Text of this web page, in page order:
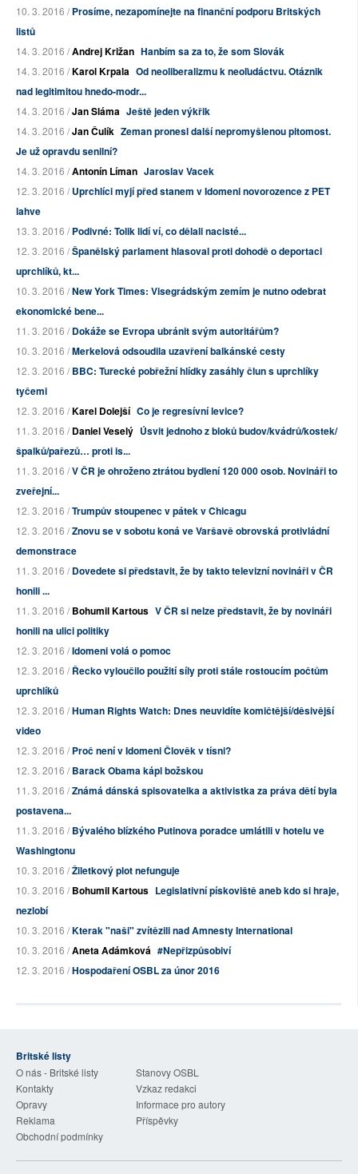
10. 3. 2016 /Prosíme, nezapomínejte na finanční podporu Britských
listů
14. 3. 2016 /Andrej Križan Hanbím sa za to, že som Slovák
14. 3. 2016 /Karol Krpala Od neoliberalizmu k neoľudáctvu. Otáznik
nad legitimitou hnedo-modr...
14. 3. 2016 /Jan Sláma Ještě jeden výkřik
14. 3. 2016 /Jan Čulík Zeman pronesl další nepromyšlenou pitomost.
Je už opravdu senilní?
14. 3. 2016 /Antonín Líman Jaroslav Vacek
12. 3. 2016 /Uprchlíci myjí před stanem v Idomeni novorozence z PET
lahve
13. 3. 2016 /Podivné: Tolik lidí ví, co dělali nacisté...
12. 3. 2016 /Španělský parlament hlasoval proti dohodě o deportaci
uprchlíků, kt...
10. 3. 2016 /New York Times: Visegrádským zemím je nutno odebrat
ekonomické bene...
11. 3. 2016 /Dokáže se Evropa ubránit svým autoritářům?
10. 3. 2016 /Merkelová odsoudila uzavření balkánské cesty
12. 3. 2016 /BBC: Turecké pobřežní hlídky zasáhly člun s uprchlíky
tyčemi
12. 3. 2016 /Karel Dolejší Co je regresívní levice?
11. 3. 2016 /Daniel Veselý Úsvit jednoho z bloků budov/kvádrů/kostek/
špalků/pařezů… proti is...
11. 3. 2016 /V ČR je ohroženo ztrátou bydlení 120 000 osob. Novináři to
zveřejní...
12. 3. 2016 /Trumpův stoupenec v pátek v Chicagu
12. 3. 2016 /Znovu se v sobotu koná ve Varšavě obrovská protivládní
demonstrace
11. 3. 2016 /Dovedete si představit, že by takto televizní novináři v ČR
honili ...
11. 3. 2016 /Bohumil Kartous V ČR si nelze představit, že by novináři
honili na ulici politiky
12. 3. 2016 /Idomeni volá o pomoc
12. 3. 2016 /Řecko vyloučilo použití síly proti stále rostoucím počtům
uprchlíků
12. 3. 2016 /Human Rights Watch: Dnes neuvidíte komičtější/děsivější
video
12. 3. 2016 /Proč není v Idomeni Člověk v tísni?
12. 3. 2016 /Barack Obama kápl božskou
11. 3. 2016 /Známá dánská spisovatelka a aktivistka za práva dětí byla
postavena...
11. 3. 2016 /Bývalého blízkého Putinova poradce umlátili v hotelu ve
Washingtonu
10. 3. 2016 /Žiletkový plot nefunguje
10. 3. 2016 /Bohumil Kartous Legislativní pískoviště aneb kdo si hraje,
nezlobí
10. 3. 2016 /Kterak "naši" zvítězili nad Amnesty International
10. 3. 2016 /Aneta Adámková #Nepřizpůsobiví
12. 3. 2016 /Hospodaření OSBL za únor 2016
Britské listy
O nás - Britské listy
Stanovy OSBL
Kontakty
Vzkaz redakci
Opravy
Informace pro autory
Reklama
Příspěvky
Obchodní podmínky